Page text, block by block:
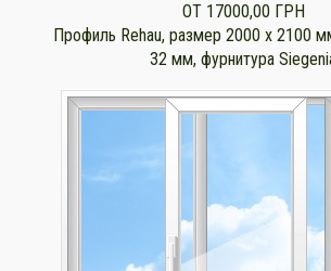
ОТ 17000,00 ГРН
Профиль Rehau, размер 2000 x 2100
32 мм, фурнитура